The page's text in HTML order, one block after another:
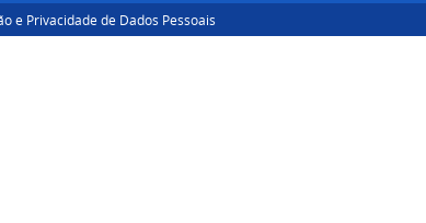
e Privacidade de Dados Pessoais